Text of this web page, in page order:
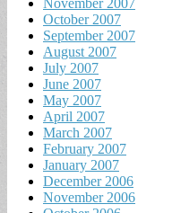
October 2007
September 2007
August 2007
July 2007
June 2007
May 2007
April 2007
March 2007
February 2007
January 2007
December 2006
November 2006